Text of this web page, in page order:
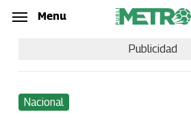
Skip
content
Menu
Publicidad
Nacional
Menu